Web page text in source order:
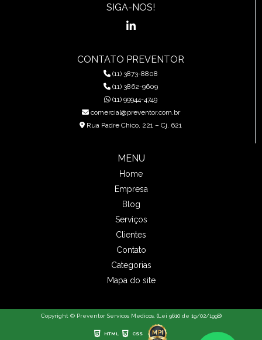
SIGA-NOS!
CONTATO PREVENTOR
(11) 3873-8808
(11) 3862-9609
(11) 99944-4749
comercial@preventor.com.br
Rua Padre Chico, 221 – Cj. 621
MENU
Home
Empresa
Blog
Serviços
Clientes
Contato
Categorias
Mapa do site
Copyright © Preventor Servicos Medicos. (Lei 9610 de 19/02/1998)
HTML CSS